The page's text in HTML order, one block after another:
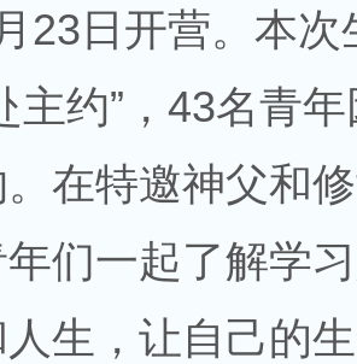
23日开营。本次
主约”，43名青
在特邀神父和
们一起了解学
生，让自己的